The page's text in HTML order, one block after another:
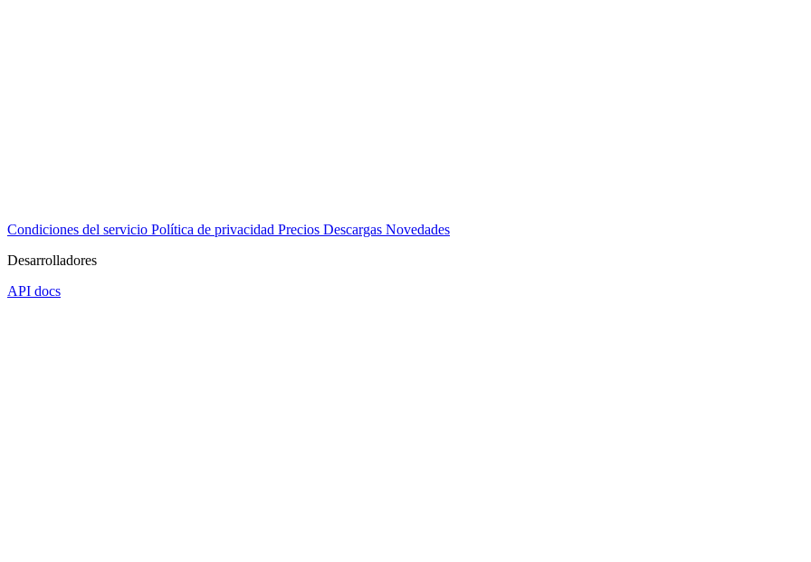
Condiciones del servicio Política de privacidad Precios Descargas Novedades
Desarrolladores
API docs